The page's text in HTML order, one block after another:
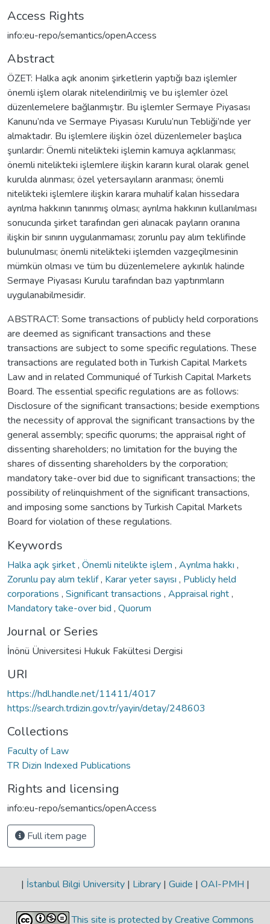
Access Rights
info:eu-repo/semantics/openAccess
Abstract
ÖZET: Halka açık anonim şirketlerin yaptığı bazı işlemler
önemli işlem olarak nitelendirilmiş ve bu işlemler özel
düzenlemelere bağlanmıştır. Bu işlemler Sermaye Piyasası
Kanunu’nda ve Sermaye Piyasası Kurulu’nun Tebliği’nde yer
almaktadır. Bu işlemlere ilişkin özel düzenlemeler başlıca
şunlardır: Önemli nitelikteki işlemin kamuya açıklanması;
önemli nitelikteki işlemlere ilişkin kararın kural olarak genel
kurulda alınması; özel yetersayıların aranması; önemli
nitelikteki işlemlere ilişkin karara muhalif kalan hissedara
ayrılma hakkının tanınmış olması; ayrılma hakkının kullanılması
sonucunda şirket tarafından geri alınacak payların oranına
ilişkin bir sınırın uygulanmaması; zorunlu pay alım teklifinde
bulunulması; önemli nitelikteki işlemden vazgeçilmesinin
mümkün olması ve tüm bu düzenlemelere aykırılık halinde
Sermaye Piyasası Kurulu tarafından bazı yaptırımların
uygulanabilmesidir.
ABSTRACT: Some transactions of publicly held corporations
are deemed as significant transactions and these
transactions are subject to some specific regulations. These
transactions are regulated both in Turkish Capital Markets
Law and in related Communiqué of Turkish Capital Markets
Board. The essential specific regulations are as follows:
Disclosure of the significant transactions; beside exemptions
the necessity of approval the significant transactions by the
general assembly; specific quorums; the appraisal right of
dissenting shareholders; no limitation for the buying the
shares of dissenting shareholders by the corporation;
mandatory take-over bid due to significant transactions; the
possibility of relinquishment of the significant transactions,
and imposing some sanctions by Turkish Capital Markets
Board for violation of these regulations.
Keywords
Halka açık şirket, Önemli nitelikte işlem , Ayrılma hakkı ,
Zorunlu pay alım teklif, Karar yeter sayısı , Publicly held
corporations , Significant transactions , Appraisal right,
Mandatory take-over bid , Quorum
Journal or Series
İnönü Üniversitesi Hukuk Fakültesi Dergisi
URI
https://hdl.handle.net/11411/4017
https://search.trdizin.gov.tr/yayin/detay/248603
Collections
Faculty of Law
TR Dizin Indexed Publications
Rights and licensing
info:eu-repo/semantics/openAccess
Full item page
| İstanbul Bilgi University | Library | Guide | OAI-PMH |
This site is protected by Creative Commons